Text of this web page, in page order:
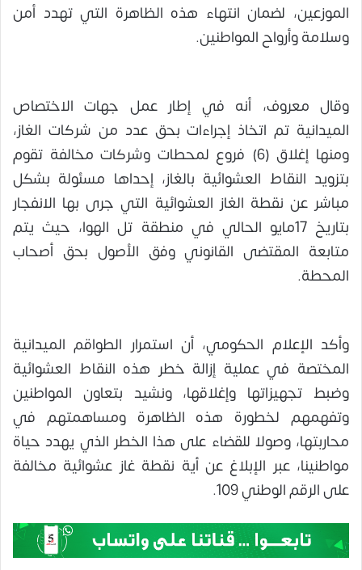
الموزعين، لضمان انتهاء هذه الظاهرة التي تهدد أمن
وسلامة وأرواح المواطنين.
وقال معروف، أنه في إطار عمل جهات الاختصاص
الميدانية تم اتخاذ إجراءات بحق عدد من شركات الغاز،
ومنها إغلاق (6) فروع لمحطات وشركات مخالفة تقوم
بتزويد النقاط العشوائية بالغاز، إحداها مسئولة بشكل
مباشر عن نقطة الغاز العشوائية التي جرى بها الانفجار
بتاريخ 17مايو الحالي في منطقة تل الهوا، حيث يتم
متابعة المقتضى القانوني وفق الأصول بحق أصحاب
المحطة.
وأكد الإعلام الحكومي، أن استمرار الطواقم الميدانية
المختصة في عملية إزالة خطر هذه النقاط العشوائية
وضبط تجهيزاتها وإغلاقها، ونشيد بتعاون المواطنين
وتفهمهم لخطورة هذه الظاهرة ومساهمتهم في
محاربتها، وصولا للقضاء على هذا الخطر الذي يهدد حياة
مواطنينا، عبر الإبلاغ عن أية نقطة غاز عشوائية مخالفة
على الرقم الوطني 109.